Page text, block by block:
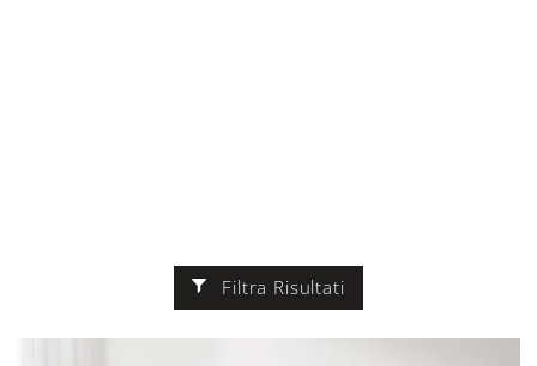
Filtra Risultati